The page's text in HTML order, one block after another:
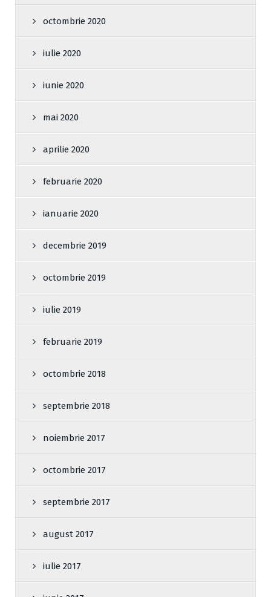
octombrie 2020
iulie 2020
iunie 2020
mai 2020
aprilie 2020
februarie 2020
ianuarie 2020
decembrie 2019
octombrie 2019
iulie 2019
februarie 2019
octombrie 2018
septembrie 2018
noiembrie 2017
octombrie 2017
septembrie 2017
august 2017
iulie 2017